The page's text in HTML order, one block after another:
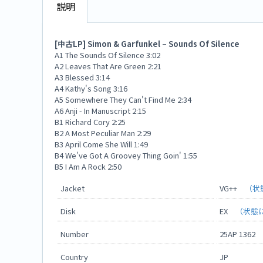
説明
[中古LP] Simon & Garfunkel – Sounds Of Silence
A1 The Sounds Of Silence 3:02
A2 Leaves That Are Green 2:21
A3 Blessed 3:14
A4 Kathy's Song 3:16
A5 Somewhere They Can't Find Me 2:34
A6 Anji - In Manuscript 2:15
B1 Richard Cory 2:25
B2 A Most Peculiar Man 2:29
B3 April Come She Will 1:49
B4 We've Got A Groovey Thing Goin' 1:55
B5 I Am A Rock 2:50
Jacket
VG++ （
Disk EX （状態
Number 25AP 1362
Country JP